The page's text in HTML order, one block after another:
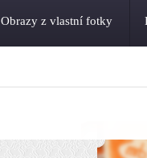
Obrazy z vlastní fotky